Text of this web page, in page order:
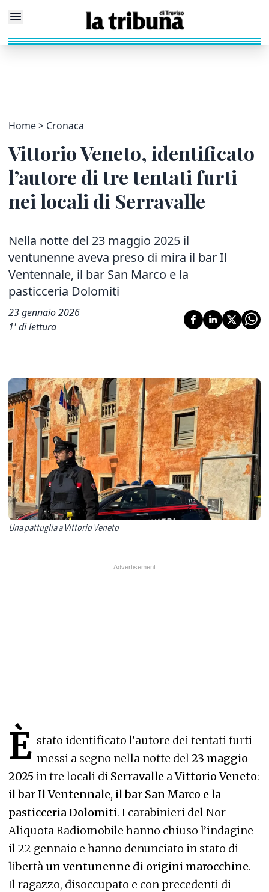
Home Cronaca
Vittorio Veneto, identificato
l’autore di tre tentati furti
nei locali di Serravalle
Nella notte del 23 maggio 2025 il
ventunenne aveva preso di mira il bar Il
Ventennale, il bar San Marco e la
pasticceria Dolomiti
23 gennaio 2026
1' di lettura
Una pattuglia a Vittorio Veneto
È stato identificato l’autore dei tentati furti
messi a segno nella notte del23 maggio
2025 in tre locali di Serravalle aVittorio Veneto:
il bar Il Ventennale, il bar San Marco e la
pasticceria Dolomiti. I carabinieri del Nor –
Aliquota Radiomobile hanno chiuso l’indagine
il 22 gennaio e hanno denunciato in stato di
libertà un ventunenne di origini marocchine.
Il ragazzo, disoccupato e con precedenti di